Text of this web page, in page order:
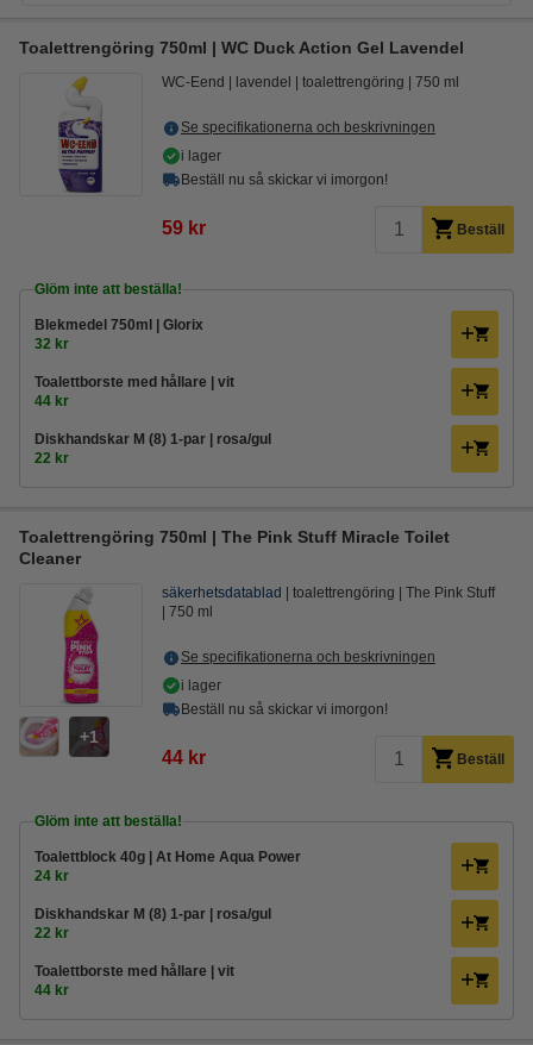
Toalettrengöring 750ml | WC Duck Action Gel Lavendel
WC-Eend lavendel toalettrengöring 750 ml
Se specifikationerna och beskrivningen
i lager
Beställ nu så skickar vi imorgon!
59 kr Beställ
Glöm inte att beställa!
Blekmedel 750ml | Glorix
32 kr
Toalettborste med hållare | vit
44 kr
Diskhandskar M (8) 1-par | rosa/gul
22 kr
Toalettrengöring 750ml | The Pink Stuff Miracle Toilet
Cleaner
1
säkerhetsdatablad toalettrengöring
The Pink Stuff
750 ml
Se specifikationerna och beskrivningen
i lager
Beställ nu så skickar vi imorgon!
44 kr Beställ
Glöm inte att beställa!
Toalettblock 40g | At Home Aqua Power
24 kr
Diskhandskar M (8) 1-par | rosa/gul
22 kr
Toalettborste med hållare | vit
44 kr